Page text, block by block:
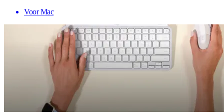
Voor Mac